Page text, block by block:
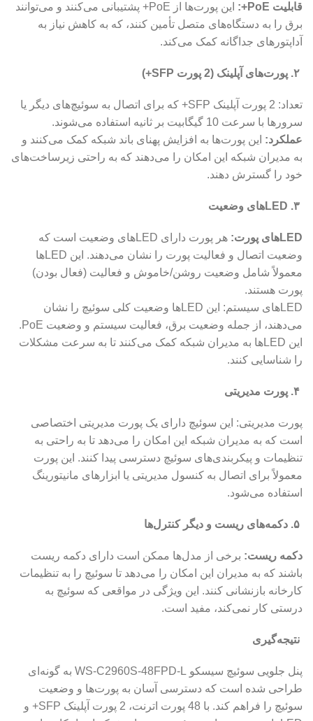
قابلیت PoE+:
این پورت‌ها از PoE+ پشتیبانی می‌کنند و می‌توانند
برق را به دستگاه‌های متصل تأمین کنند، که به کاهش نیاز به
آداپتورهای جداگانه کمک می‌کند.
تعداد: 2 پورت آپلینک SFP+ که برای اتصال به سوئیچ‌های دیگر یا
سرورها با سرعت 10 گیگابیت بر ثانیه استفاده می‌شوند.
عملکرد: این پورت‌ها به افزایش پهنای باند شبکه کمک می‌کنند و
به مدیران شبکه این امکان را می‌دهند که به راحتی زیرساخت‌های
خود را گسترش دهند.
LEDهای پورت:
هر پورت دارای LEDهای وضعیت است که
وضعیت اتصال و فعالیت پورت را نشان می‌دهند. این LEDها
معمولاً شامل وضعیت روشن/خاموش و فعالیت (فعال بودن)
پورت هستند.
LEDهای سیستم: این LEDها وضعیت کلی سوئیچ را نشان
می‌دهند، از جمله وضعیت برق، فعالیت سیستم و وضعیت PoE.
این LEDها به مدیران شبکه کمک می‌کنند تا به سرعت مشکلات
را شناسایی کنند.
پورت مدیریتی: این سوئیچ دارای یک پورت مدیریتی اختصاصی
است که به مدیران شبکه این امکان را می‌دهد تا به راحتی به
تنظیمات و پیکربندی‌های سوئیچ دسترسی پیدا کنند. این پورت
معمولاً برای اتصال به کنسول مدیریتی یا ابزارهای مانیتورینگ
استفاده می‌شود.
دکمه ریست: برخی از مدل‌ها ممکن است دارای دکمه ریست
باشند که به مدیران این امکان را می‌دهد تا سوئیچ را به تنظیمات
کارخانه بازنشانی کنند. این ویژگی در مواقعی که سوئیچ به
درستی کار نمی‌کند، مفید است.
نتیجه‌گیری
پنل جلویی سوئیچ سیسکو WS-C2960S-48FPD-L به گونه‌ای
طراحی شده است که دسترسی آسان به پورت‌ها و وضعیت
سوئیچ را فراهم کند. با 48 پورت اترنت، 2 پورت آپلینک SFP+ و